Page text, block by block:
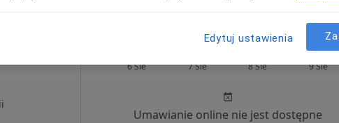
6 Sie 7 Sie 8 Sie
Ndz,
9 Sie
Umawianie online nie jest dostępne
Edytuj ustawienia